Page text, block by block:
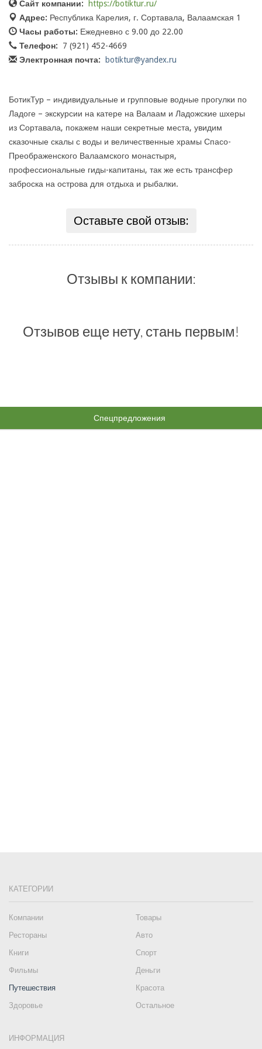
Сайт компании:
https://botiktur.ru/
Адрес: Республика Карелия, г. Сортавала, Валаамская 1
Часы работы: Ежедневно с 9.00 до 22.00
Телефон:
7 (921) 452-4669
Электронная почта:
botiktur@yandex.ru
БотикТур – индивидуальные и групповые водные прогулки по
Ладоге – экскурсии на катере на Валаам и Ладожские шхеры
из Сортавала, покажем наши секретные места, увидим
сказочные скалы с воды и величественные храмы Спасо-
Преображенского Валаамского монастыря,
профессиональные гиды-капитаны, так же есть трансфер
заброска на острова для отдыха и рыбалки.
Оставьте свой отзыв:
Отзывы к компании:
Отзывов еще нету, стань первым!
Спецпредложения
КАТЕГОРИИ
Компании
Товары
Рестораны
Авто
Книги
Спорт
Фильмы
Деньги
Путешествия
Красота
Здоровье
Остальное
ИНФОРМАЦИЯ